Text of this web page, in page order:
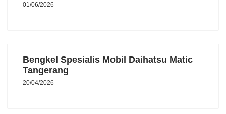
01/06/2026
Bengkel Spesialis Mobil Daihatsu Matic
Tangerang
20/04/2026